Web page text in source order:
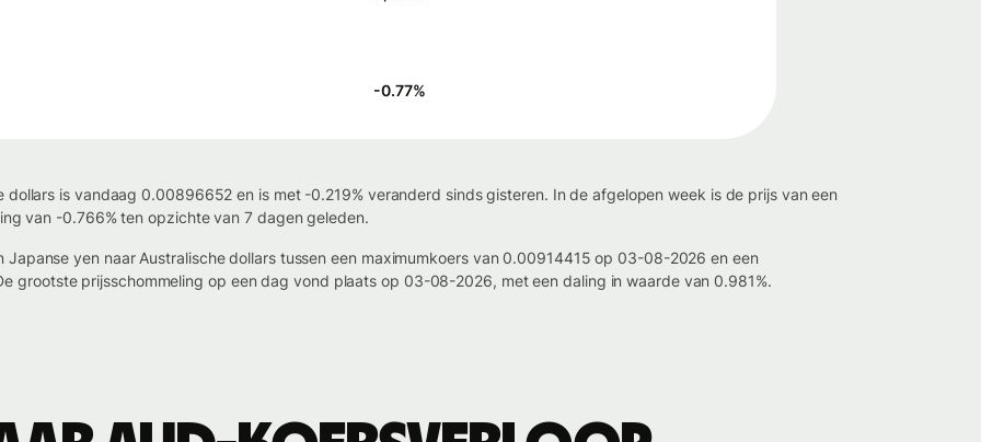
-0.77%
dollars is vandaag 0.00896652 en is met -0.219% veranderd sinds gisteren. In de afgelopen week is de prijs van een
van -0.766% ten opzichte van 7 dagen geleden.
yen naar Australische dollars tussen een maximumkoers van 0.00914415 op 03-08-2026 en een
grootste prijsschommeling op een dag vond plaats op 03-08-2026, met een daling in waarde van 0.981%.